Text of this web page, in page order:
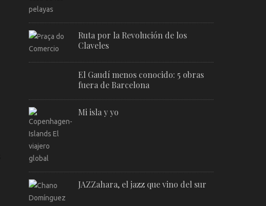
Ruta por la Revolución de los
Claveles
El Gaudí menos conocido: 5 obras
fuera de Barcelona
Mi isla y yo
JAZZahara, el jazz que vino del sur